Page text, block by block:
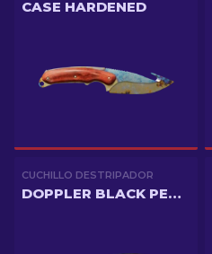
CASE HARDENED
CUCHILLO DESTRIPADOR
DOPPLER BLACK PEARL